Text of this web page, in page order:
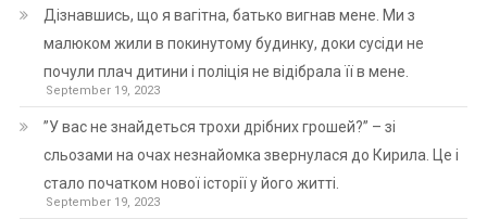
Дізнавшись, що я вагітна, батько вигнав мене. Ми з
малюком жили в покинутому будинку, доки сусіди не
почули плач дитини і поліція не відібрала її в мене.
September 19, 2023
”У вас не знайдеться трохи дрібних грошей?” – зі
сльозами на очах незнайомка звернулася до Кирила. Це і
стало початком нової історії у його житті.
September 19, 2023